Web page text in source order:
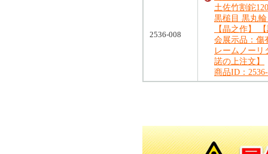
2536-008
土佐竹割鉈
黒槌目 黒丸
【晶之作】
会展示品：
レームノーリ
諾の上注文】
商品ID：